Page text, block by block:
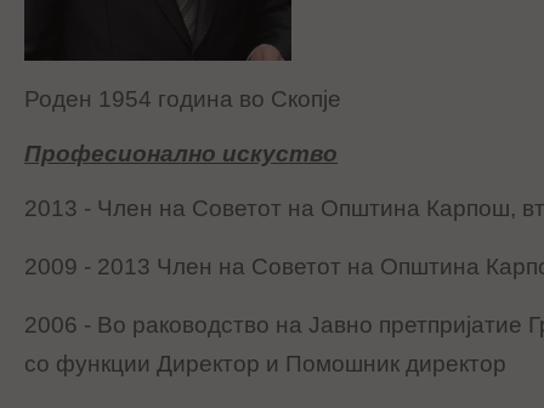
Роден 1954 година во Скопје
Професионално искуство
2013 - Член на Советот на Општина Карпош,
2009 - 2013 Член на Советот на Општина
2006 - Во раководство на Јавно претпријатие
со функции Директор и Помошник директор